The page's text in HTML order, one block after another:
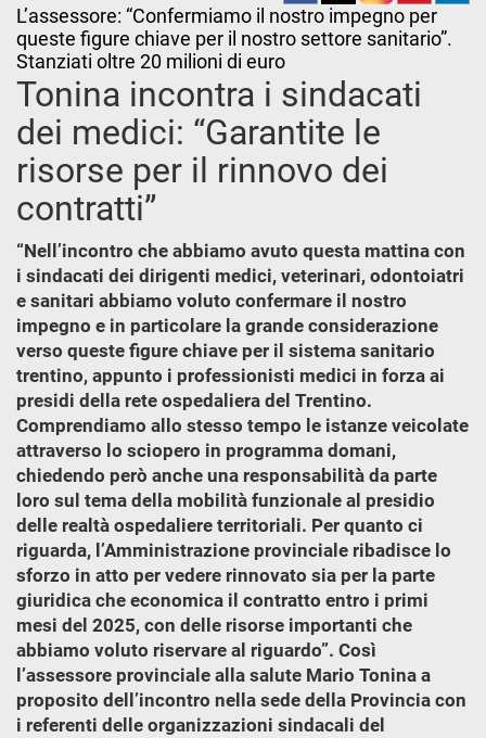
L’assessore: “Confermiamo il nostro impegno per
queste figure chiave per il nostro settore sanitario”.
Stanziati oltre 20 milioni di euro
Tonina incontra i sindacati
dei medici: “Garantite le
risorse per il rinnovo dei
contratti”
“Nell’incontro che abbiamo avuto questa mattina con
i sindacati dei dirigenti medici, veterinari, odontoiatri
e sanitari abbiamo voluto confermare il nostro
impegno e in particolare la grande considerazione
verso queste figure chiave per il sistema sanitario
trentino, appunto i professionisti medici in forza ai
presidi della rete ospedaliera del Trentino.
Comprendiamo allo stesso tempo le istanze veicolate
attraverso lo sciopero in programma domani,
chiedendo però anche una responsabilità da parte
loro sul tema della mobilità funzionale al presidio
delle realtà ospedaliere territoriali. Per quanto ci
riguarda, l’Amministrazione provinciale ribadisce lo
sforzo in atto per vedere rinnovato sia per la parte
giuridica che economica il contratto entro i primi
mesi del 2025, con delle risorse importanti che
abbiamo voluto riservare al riguardo”. Così
l’assessore provinciale alla salute Mario Tonina a
proposito dell’incontro nella sede della Provincia con
i referenti delle organizzazioni sindacali del